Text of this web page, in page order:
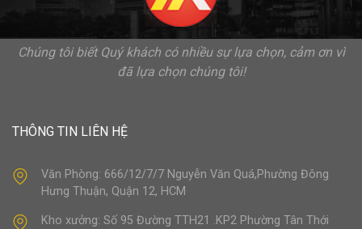
Chúng tôi biết Quý khách có nhiều sự lựa chọn, cảm ơn vì
đã lựa chọn chúng tôi!
THÔNG TIN LIÊN HỆ
Văn Phòng: 666/12/7/7 Nguyễn Văn Quá,Phường Đông
Hưng Thuận, Quận 12, HCM
Kho xưởng: Số 95 Đường TTH21 .KP2 Phường Tân Thới